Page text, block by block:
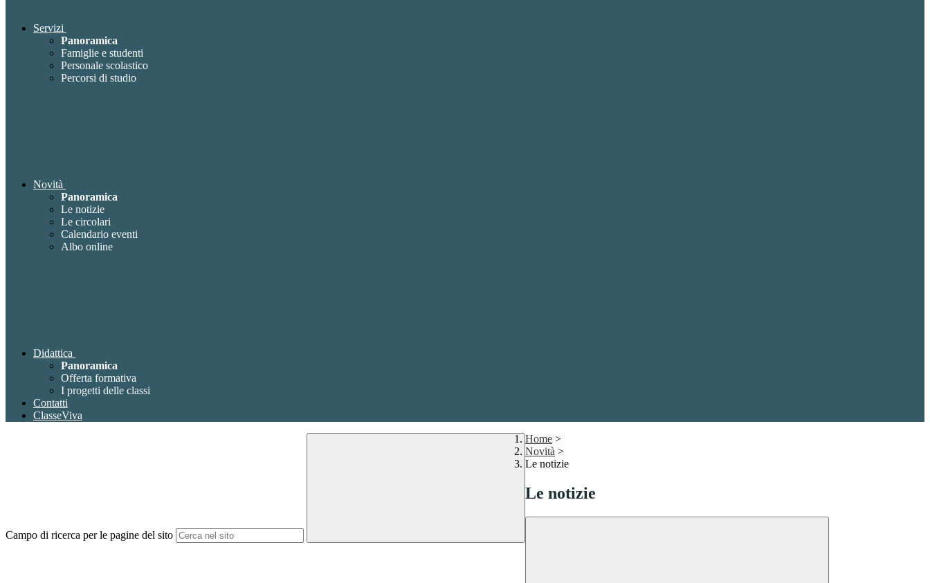
Servizi
Panoramica
Famiglie e studenti
Personale scolastico
Percorsi di studio
Novità
Panoramica
Le notizie
Le circolari
Calendario eventi
Albo online
Didattica
Panoramica
Offerta formativa
I progetti delle classi
Contatti
ClasseViva
Campo di ricerca per le pagine del sito
Home >
Novità >
Le notizie
Le notizie